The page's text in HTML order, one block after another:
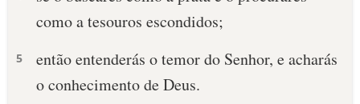
como a tesouros escondidos;
5
então entenderás o temor do Senhor, e acharás
o conhecimento de Deus.